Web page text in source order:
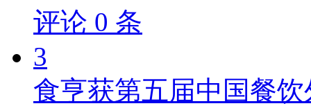
评论 0 条
3
食亨获第五届中国餐